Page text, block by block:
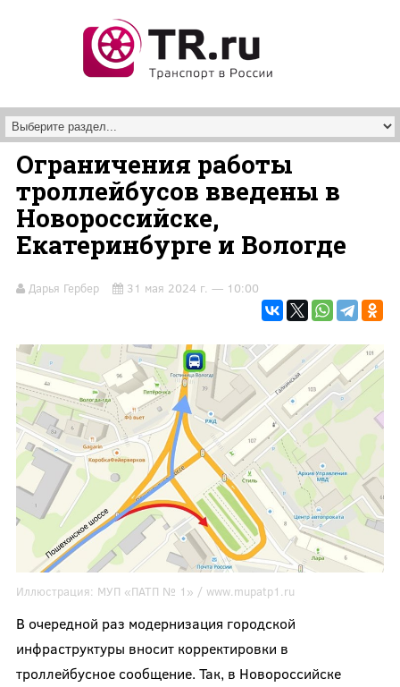
Ограничения работы
троллейбусов введены в
Новороссийске,
Екатеринбурге и Вологде
Дарья Гербер 31 мая 2024 г. — 10:00
Иллюстрация: МУП «ПАТП № 1» / www.mupatp1.ru
В очередной раз модернизация городской
инфраструктуры вносит корректировки в
троллейбусное сообщение. Так, в Новороссийске